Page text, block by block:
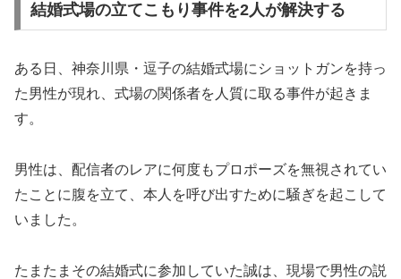
結婚式場の立てこもり事件を2人が解決する
ある日、神奈川県・逗子の結婚式場にショットガンを持っ
た男性が現れ、式場の関係者を人質に取る事件が起きま
す。
男性は、配信者のレアに何度もプロポーズを無視されてい
たことに腹を立て、本人を呼び出すために騒ぎを起こして
いました。
たまたまその結婚式に参加していた誠は、現場で男性の説